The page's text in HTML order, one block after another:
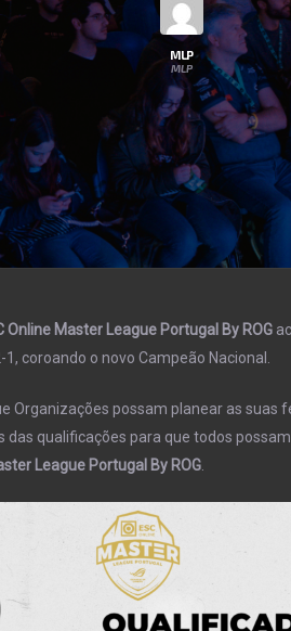
MLP
MLP
Online Master League Portugal By ROG
coroando o novo Campeão Nacional.
Organizações possam planear as suas
das qualificações para que todos
League Portugal By ROG.